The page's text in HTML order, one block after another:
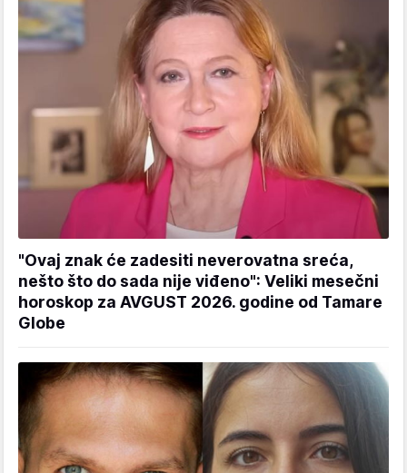
"Ovaj znak će zadesiti neverovatna sreća,
nešto što do sada nije viđeno": Veliki mesečni
horoskop za AVGUST 2026. godine od Tamare
Globe